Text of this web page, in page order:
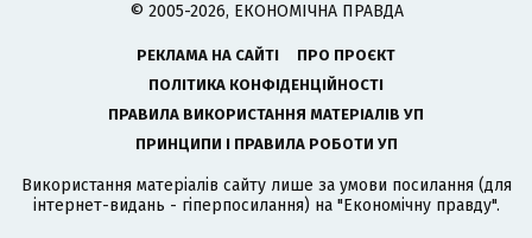
© 2005-2026, ЕКОНОМІЧНА ПРАВДА
РЕКЛАМА НА САЙТІ
ПРО ПРОЄКТ
ПОЛІТИКА КОНФІДЕНЦІЙНОСТІ
ПРАВИЛА ВИКОРИСТАННЯ МАТЕРІАЛІВ УП
ПРИНЦИПИ І ПРАВИЛА РОБОТИ УП
Використання матеріалів сайту лише за умови посилання (для
інтернет-видань - гіперпосилання) на "Економічну правду".